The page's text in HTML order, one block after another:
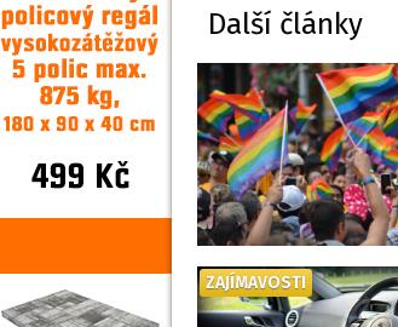
Další články
ZAJÍMAVOSTI